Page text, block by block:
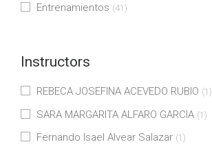
Entrenamientos (41)
Instructors
REBECA JOSEFINA ACEVEDO RUBIO (1)
SARA MARGARITA ALFARO GARCIA (1)
Fernando Isael Alvear Salazar (1)